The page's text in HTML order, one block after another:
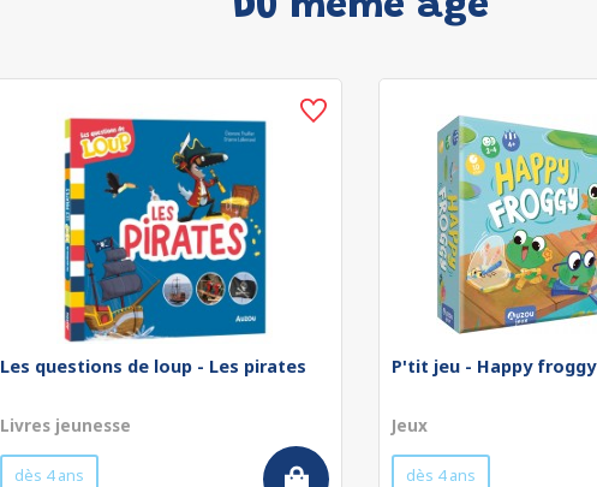
Du même âge
Les questions de loup - Les pirates
Livres jeunesse
dès 4 ans
P'tit jeu - Happy froggy
Jeux
dès 4 ans